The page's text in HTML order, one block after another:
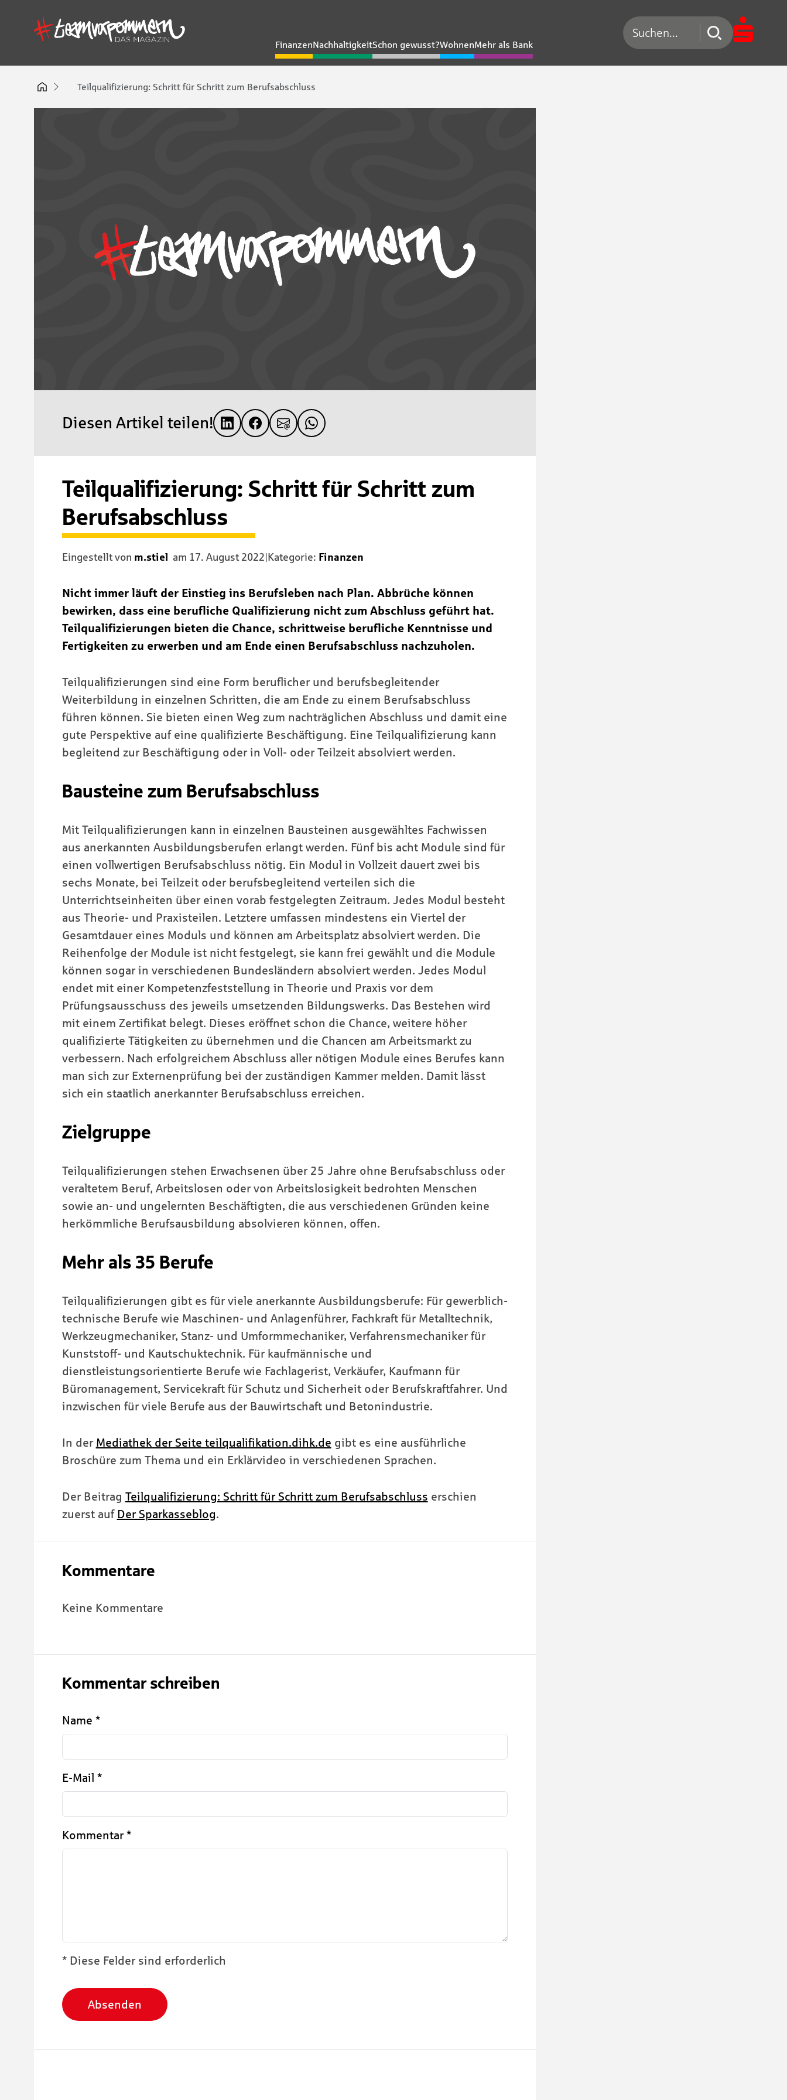
FinanzenNachhaltigkeitSchon gewusst?WohnenMehr als Bank
Suchen nach
Teilqualifizierung: Schritt für Schritt zum Berufsabschluss
Diesen Artikel teilen!
Teilqualifizierung: Schritt für Schritt zum
Berufsabschluss
Eingestellt von m.stiel am 17. August 2022 Kategorie: Finanzen
Nicht immer läuft der Einstieg ins Berufsleben nach Plan. Abbrüche können
bewirken, dass eine berufliche Qualifizierung nicht zum Abschluss geführt hat.
Teilqualifizierungen bieten die Chance, schrittweise berufliche Kenntnisse und
Fertigkeiten zu erwerben und am Ende einen Berufsabschluss nachzuholen.
Teilqualifizierungen sind eine Form beruflicher und berufsbegleitender
Weiterbildung in einzelnen Schritten, die am Ende zu einem Berufsabschluss
führen können. Sie bieten einen Weg zum nachträglichen Abschluss und damit eine
gute Perspektive auf eine qualifizierte Beschäftigung. Eine Teilqualifizierung kann
begleitend zur Beschäftigung oder in Voll- oder Teilzeit absolviert werden.
Bausteine zum Berufsabschluss
Mit Teilqualifizierungen kann in einzelnen Bausteinen ausgewähltes Fachwissen
aus anerkannten Ausbildungsberufen erlangt werden. Fünf bis acht Module sind für
einen vollwertigen Berufsabschluss nötig. Ein Modul in Vollzeit dauert zwei bis
sechs Monate, bei Teilzeit oder berufsbegleitend verteilen sich die
Unterrichtseinheiten über einen vorab festgelegten Zeitraum. Jedes Modul besteht
aus Theorie- und Praxisteilen. Letztere umfassen mindestens ein Viertel der
Gesamtdauer eines Moduls und können am Arbeitsplatz absolviert werden. Die
Reihenfolge der Module ist nicht festgelegt, sie kann frei gewählt und die Module
können sogar in verschiedenen Bundesländern absolviert werden. Jedes Modul
endet mit einer Kompetenzfeststellung in Theorie und Praxis vor dem
Prüfungsausschuss des jeweils umsetzenden Bildungswerks. Das Bestehen wird
mit einem Zertifikat belegt. Dieses eröffnet schon die Chance, weitere höher
qualifizierte Tätigkeiten zu übernehmen und die Chancen am Arbeitsmarkt zu
verbessern. Nach erfolgreichem Abschluss aller nötigen Module eines Berufes kann
man sich zur Externenprüfung bei der zuständigen Kammer melden. Damit lässt
sich ein staatlich anerkannter Berufsabschluss erreichen.
Zielgruppe
Teilqualifizierungen stehen Erwachsenen über 25 Jahre ohne Berufsabschluss oder
veraltetem Beruf, Arbeitslosen oder von Arbeitslosigkeit bedrohten Menschen
sowie an- und ungelernten Beschäftigten, die aus verschiedenen Gründen keine
herkömmliche Berufsausbildung absolvieren können, offen.
Mehr als 35 Berufe
Teilqualifizierungen gibt es für viele anerkannte Ausbildungsberufe: Für gewerblich-
technische Berufe wie Maschinen- und Anlagenführer, Fachkraft für Metalltechnik,
Werkzeugmechaniker, Stanz- und Umformmechaniker, Verfahrensmechaniker für
Kunststoff- und Kautschuktechnik. Für kaufmännische und
dienstleistungsorientierte Berufe wie Fachlagerist, Verkäufer, Kaufmann für
Büromanagement, Servicekraft für Schutz und Sicherheit oder Berufskraftfahrer. Und
inzwischen für viele Berufe aus der Bauwirtschaft und Betonindustrie.
In der Mediathek der Seite teilqualifikation.dihk.de gibt es eine ausführliche
Broschüre zum Thema und ein Erklärvideo in verschiedenen Sprachen.
Der Beitrag Teilqualifizierung: Schritt für Schritt zum Berufsabschluss erschien
zuerst auf Der Sparkasseblog.
Kommentare
Keine Kommentare
Kommentar schreiben
Name *
E-Mail *
Kommentar*
* Diese Felder sind erforderlich
Absenden